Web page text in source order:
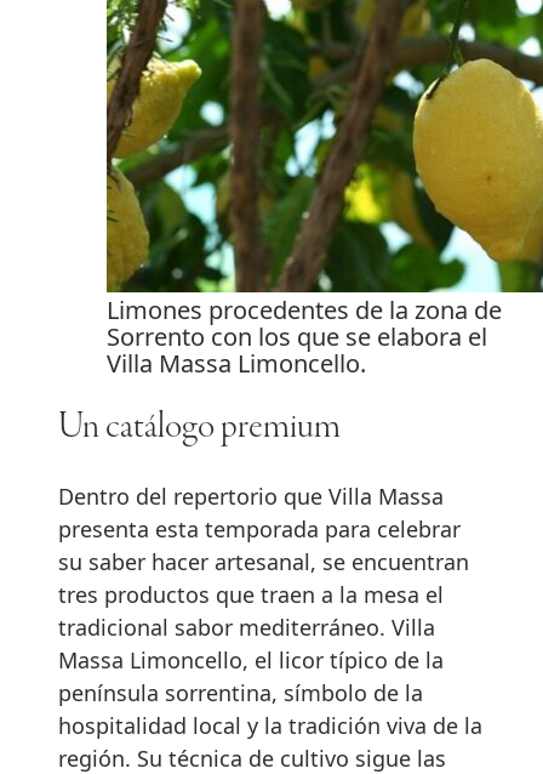
Limones procedentes de la zona de
Sorrento con los que se elabora el
Villa Massa Limoncello.
Un catálogo premium
Dentro del repertorio que Villa Massa
presenta esta temporada para celebrar
su saber hacer artesanal, se encuentran
tres productos que traen a la mesa el
tradicional sabor mediterráneo. Villa
Massa Limoncello, el licor típico de la
península sorrentina, símbolo de la
hospitalidad local y la tradición viva de la
región. Su técnica de cultivo sigue las